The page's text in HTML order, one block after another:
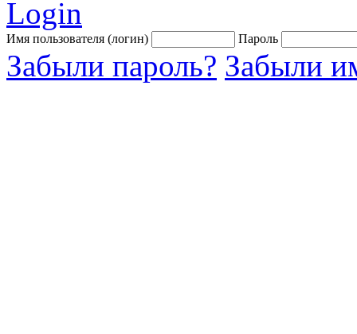
Login
Имя пользователя (логин) Пароль
Забыли пароль? Забыли